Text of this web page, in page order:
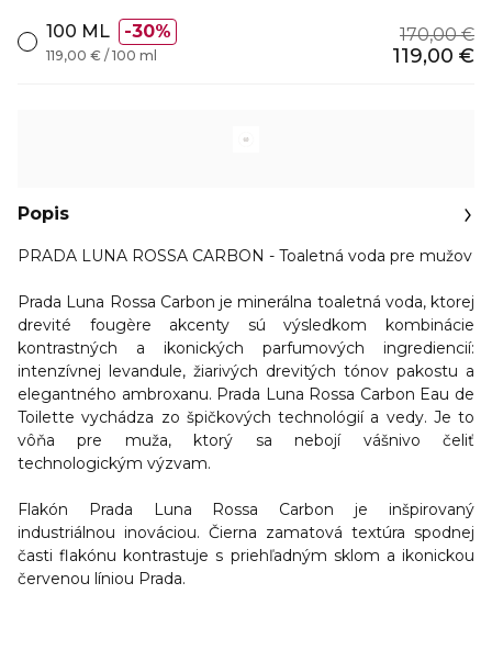
100 ML 30% 170,00 €
119,00 €
119,00 € / 100 ml
Popis
PRADA LUNA ROSSA CARBON - Toaletná voda pre mužov
Prada Luna Rossa Carbon je minerálna toaletná voda, ktorej
drevité fougère akcenty sú výsledkom kombinácie
kontrastných a ikonických parfumových ingrediencií:
intenzívnej levandule, žiarivých drevitých tónov pakostu a
elegantného ambroxanu. Prada Luna Rossa Carbon Eau de
Toilette vychádza zo špičkových technológií a vedy. Je to
vôňa pre muža, ktorý sa nebojí vášnivo čeliť
technologickým výzvam.
Flakón Prada Luna Rossa Carbon je inšpirovaný
industriálnou inováciou. Čierna zamatová textúra spodnej
časti flakónu kontrastuje s priehľadným sklom a ikonickou
červenou líniou Prada.